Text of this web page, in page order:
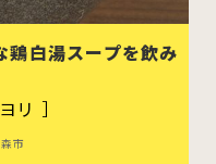
鶏白湯スープを飲み
リ ］
市